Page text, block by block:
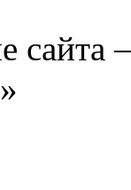
сайта
»